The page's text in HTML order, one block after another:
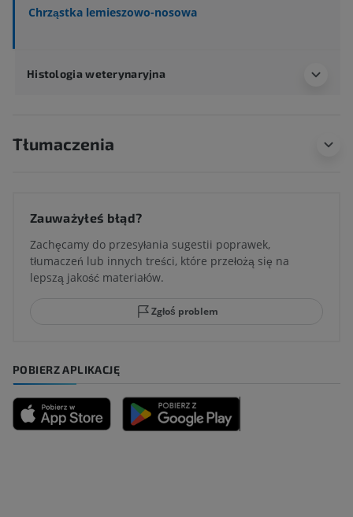
Chrząstka lemieszowo-nosowa
Histologia weterynaryjna
Tłumaczenia
Zauważyłeś błąd?
Zachęcamy do przesyłania sugestii poprawek,
tłumaczeń lub innych treści, które przełożą się na
lepszą jakość materiałów.
Zgłoś problem
POBIERZ APLIKACJĘ